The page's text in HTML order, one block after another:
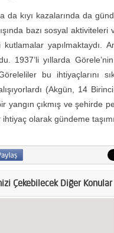
da kıyı kazalarında da
bazı sosyal aktiviteleri
yapılmaktaydı.
1937’li yıllarda
bu ihtiyaçlarını
(Akgün, 14
yangın çıkmış ve
olarak gündeme
Çekebilecek Diğer Konular